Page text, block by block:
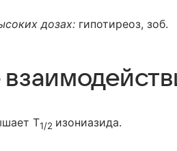
дозах: гипотиреоз, зоб.
T1/2 изониазида.